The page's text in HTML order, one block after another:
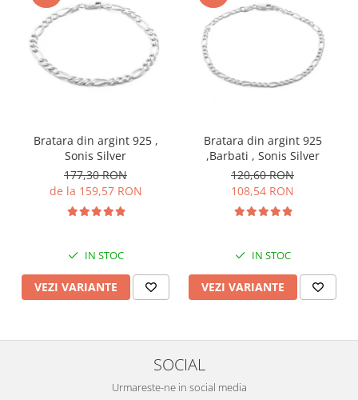
Bratara din argint 925 ,
Sonis Silver
177,30 RON
de la 159,57 RON
IN STOC
VEZI VARIANTE
Bratara din argint 925
,Barbati , Sonis Silver
120,60 RON
108,54 RON
IN STOC
VEZI VARIANTE
SOCIAL
Urmareste-ne in social media